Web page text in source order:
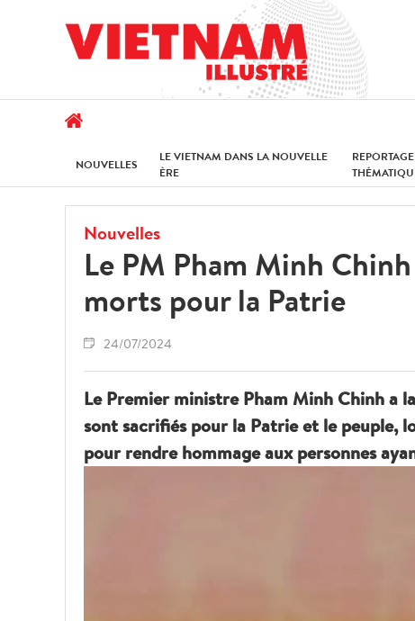
NOUVELLES
LE VIETNAM DANS LA NOUVELLE
ÈRE
REPORTAGE
Nouvelles
Le PM Pham Minh
morts pour la Patrie
24/07/2024
Le Premier ministre Pham Minh Chinh a
sont sacrifiés pour la Patrie et le peuple,
pour rendre hommage aux personnes